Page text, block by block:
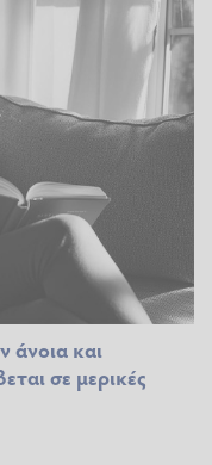
άνοια και
σε μερικές